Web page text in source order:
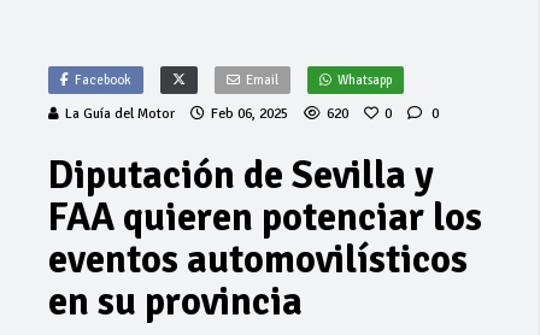
Facebook Email Whatsapp
La Guía del Motor Feb 06, 2025 620 0 0
Diputación de Sevilla y
FAA quieren potenciar los
eventos automovilísticos
en su provincia